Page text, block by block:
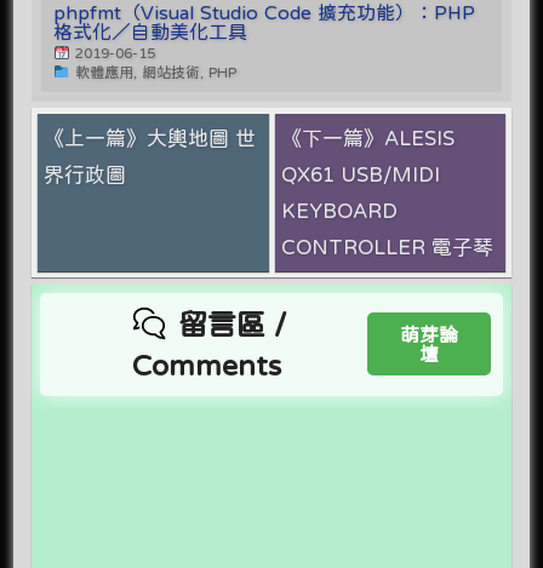
phpfmt（Visual Studio Code 擴充功能）：PHP
格式化／自動美化工具
2019-06-15
軟體應用, 網站技術, PHP
《上一篇》大輿地圖 世
界行政圖
《下一篇》ALESIS
QX61 USB/MIDI
KEYBOARD
CONTROLLER 電子琴
留言區 /
Comments
萌芽論
壇